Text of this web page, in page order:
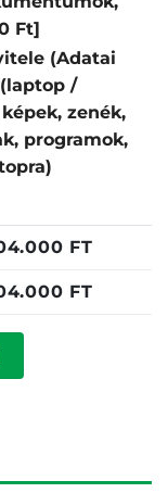
Ft]
(Adatai
/
zenék,
programok,
FT
FT